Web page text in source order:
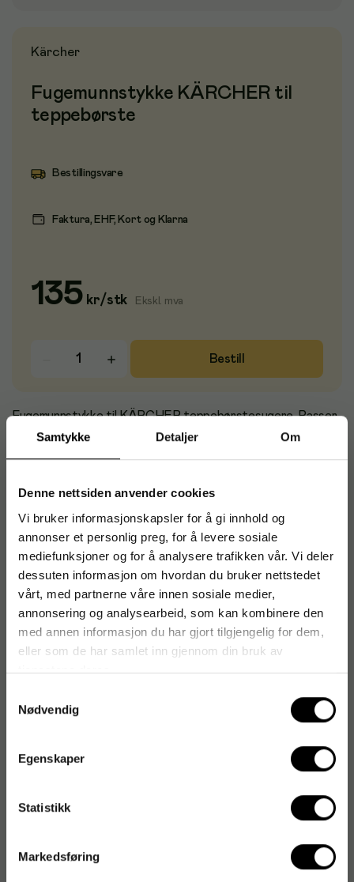
Samtykke Detaljer Om
Denne nettsiden anvender cookies
Vi bruker informasjonskapsler for å gi innhold og
annonser et personlig preg, for å levere sosiale
mediefunksjoner og for å analysere trafikken vår. Vi deler
dessuten informasjon om hvordan du bruker nettstedet
vårt, med partnerne våre innen sosiale medier,
annonsering og analysearbeid, som kan kombinere den
med annen informasjon du har gjort tilgjengelig for dem,
eller som de har samlet inn gjennom din bruk av
tjenestene deres.
Nødvendig
Egenskaper
Statistikk
Markedsføring
Kärcher
Fugemunnstykke KÄRCHER til
teppebørste
Bestillingsvare
Faktura, EHF, Kort og Klarna
135 kr/stk Ekskl. mva
Bestill
Fugemunnstykke til KÄRCHER teppebørstesugere. Passer
til Kärcher CV 30/1, CV 38/1, CV 38/2 og CV 48/2. -
Lengde: 210mm
Artikkelnummer: 749544
Originalnummer: 6.900-385.0
EAN: 4002667007756
Produktspesifikasjoner
38/1, CV 38/2, CV 48/2
Kompatible maskiner
Kärcher CV 30/1, CV